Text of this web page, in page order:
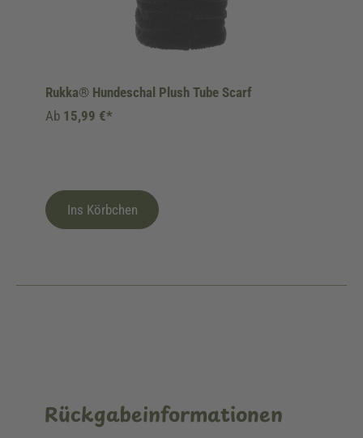
Rukka® Hundeschal Plush Tube Scarf
Ab 15,99 €*
Ins Körbchen
Rückgabeinformationen